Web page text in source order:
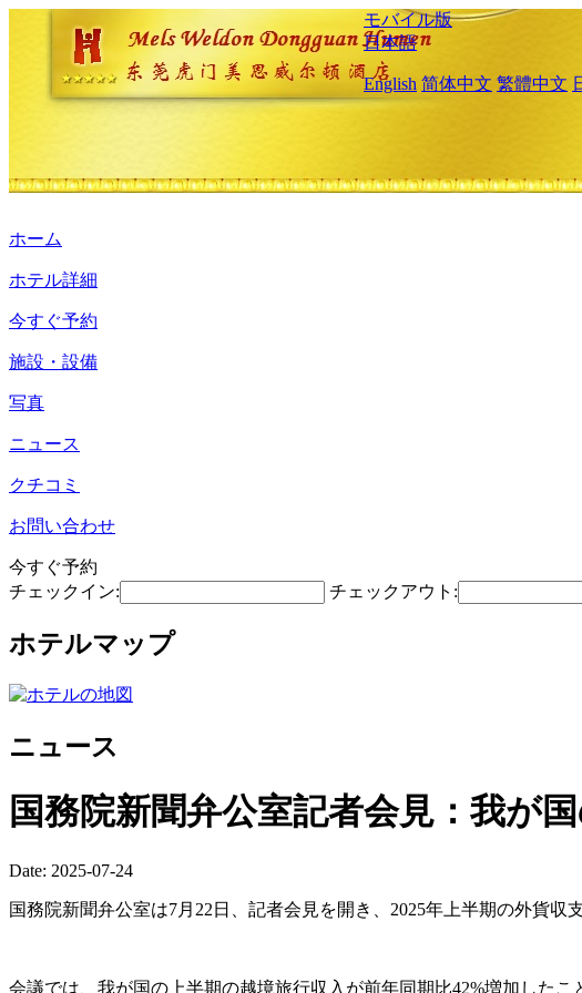
モバイル版
日本語
English 简体中文 繁體中文
ホーム
ホテル詳細
今すぐ予約
施設・設備
写真
ニュース
クチコミ
お問い合わせ
今すぐ予約
チェックイン:
チェックアウト:
ホテルマップ
ニュース
国務院新聞弁公室記者会見：我が
Date: 2025-07-24
国務院新聞弁公室は7月22日、記者会見を開き、2025年上半期の外貨収
会議では、我が国の上半期の越境旅行収入が前年同期比42%増加した